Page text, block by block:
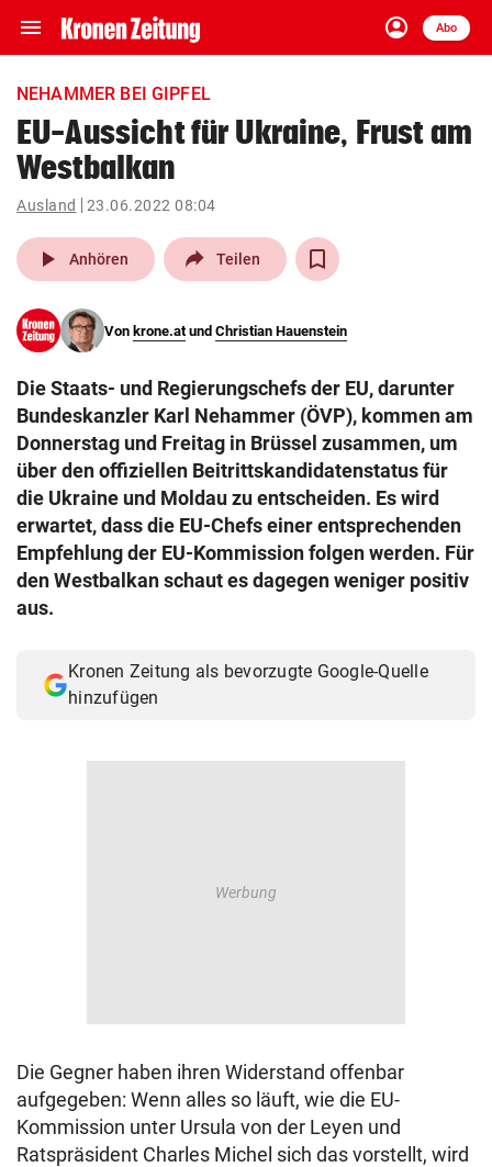
menu Navigation
ein-/ausklappen
account_circle
Anmelden
Abo
close Schließen
account_circle Anmelden
pin_drop
Wien arrow_right
search
eingeben
Muthgasse 2, 1190 Wien
NEHAMMER BEI GIPFEL
EU-Aussicht für Ukraine, Frust am
Westbalkan
Ausland 23.06.2022 08:04
play_arrow Anhören Teilen
Von krone.atund Christian Hauenstein
Die Staats- und Regierungschefs der EU, darunter
Bundeskanzler Karl Nehammer (ÖVP), kommen am
Donnerstag und Freitag in Brüssel zusammen, um
über den offiziellen Beitrittskandidatenstatus für
die Ukraine und Moldau zu entscheiden. Es wird
erwartet, dass die EU-Chefs einer entsprechenden
Empfehlung der EU-Kommission folgen werden. Für
den Westbalkan schaut es dagegen weniger positiv
aus.
Kronen Zeitung als bevorzugte Google-Quelle
hinzufügen
Die Gegner haben ihren Widerstand offenbar
aufgegeben: Wenn alles so läuft, wie die EU-
Kommission unter Ursula von der Leyen und
Ratspräsident Charles Michel sich das vorstellt, wird